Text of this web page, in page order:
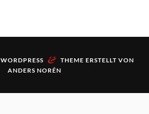
WORDPRESS & THEME ERSTELLT VON
ANDERS NORÉN